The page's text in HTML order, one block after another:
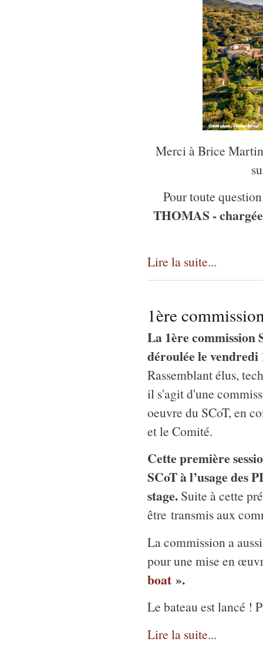
Merci à Brice
Pour toute
THOMAS -
Lire la suite...
1ère
La 1ère commission
déroulée le
Rassemblant élus,
il s'agit d'une
oeuvre du SCoT, en
et le Comité.
Cette première
SCoT à l’usage des
stage. Suite à cette
être transmis aux
La commission a
pour une mise en
boat ».
Le bateau est lancé !
Lire la suite...